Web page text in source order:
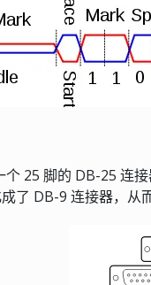
个 25 脚的 DB-25 连
了 DB-9 连接器，从